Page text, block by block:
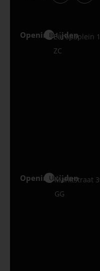
Openingstijden
Best
Europaplein
ZC
Openingstijden
Uden
Marktstraat
GG